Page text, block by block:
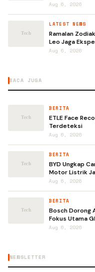
Aug 6, 2026
LATEST NEWS
Ramalan
Leo Jaga
Aug 6, 2026
BACA JUGA
BERITA
ETLE Face
Terdeteksi
Aug 6, 2026
BERITA
BYD Ungkap
Motor Listrik
Aug 6, 2026
BERITA
Bosch Dorong
Fokus Utama
Aug 6, 2026
NEWSLETTER